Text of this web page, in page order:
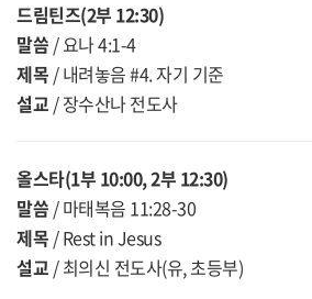
드림틴즈(2부 12:30)
말씀 / 요나 4:1-4
제목 / 내려놓음 #4. 자기 기준
설교 / 장수산나 전도사
올스타(1부 10:00, 2부 12:30)
말씀 / 마태복음 11:28-30
제목 / Rest in Jesus
설교 / 최의신 전도사(유, 초등부)